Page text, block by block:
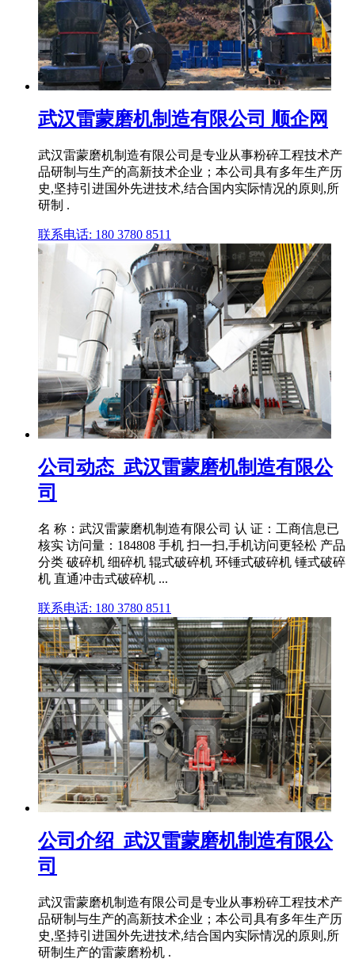
武汉雷蒙磨机制造有限公司 顺企网
武汉雷蒙磨机制造有限公司是专业从事粉碎工程技术产
品研制与生产的高新技术企业；本公司具有多年生产历
史,坚持引进国外先进技术,结合国内实际情况的原则,所
研制 .
联系电话: 180 3780 8511
公司动态_武汉雷蒙磨机制造有限公
司
名 称：武汉雷蒙磨机制造有限公司 认 证：工商信息已
核实 访问量：184808 手机 扫一扫,手机访问更轻松 产品
分类 破碎机 细碎机 辊式破碎机 环锤式破碎机 锤式破碎
机 直通冲击式破碎机 ...
联系电话: 180 3780 8511
公司介绍_武汉雷蒙磨机制造有限公
司
武汉雷蒙磨机制造有限公司是专业从事粉碎工程技术产
品研制与生产的高新技术企业；本公司具有多年生产历
史,坚持引进国外先进技术,结合国内实际情况的原则,所
研制生产的雷蒙磨粉机 .